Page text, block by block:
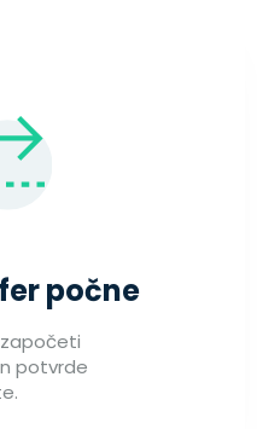
počne
potvrde